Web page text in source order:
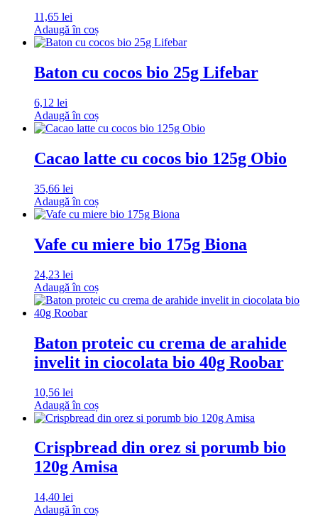
11,65 lei
Adaugă în coș
Baton cu cocos bio 25g Lifebar
6,12 lei
Adaugă în coș
Cacao latte cu cocos bio 125g Obio
35,66 lei
Adaugă în coș
Vafe cu miere bio 175g Biona
24,23 lei
Adaugă în coș
Baton proteic cu crema de arahide
invelit in ciocolata bio 40g Roobar
10,56 lei
Adaugă în coș
Crispbread din orez si porumb bio
120g Amisa
14,40 lei
Adaugă în coș